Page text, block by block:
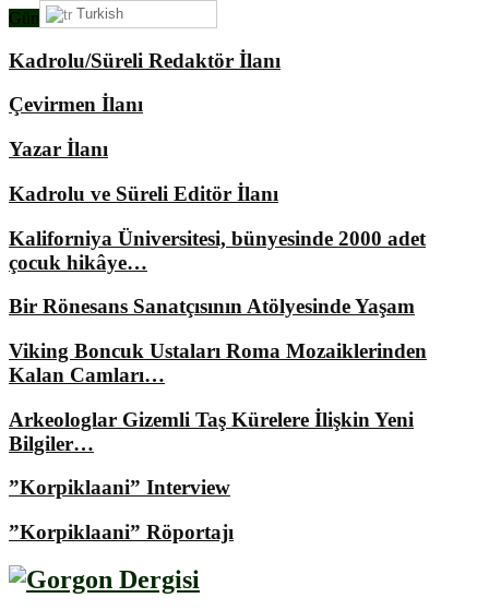
Gündemimizde Ne Var?
Kadrolu/Süreli Redaktör İlanı
Çevirmen İlanı
Yazar İlanı
Kadrolu ve Süreli Editör İlanı
Kaliforniya Üniversitesi, bünyesinde 2000 adet
çocuk hikâye…
Bir Rönesans Sanatçısının Atölyesinde Yaşam
Viking Boncuk Ustaları Roma Mozaiklerinden
Kalan Camları…
Arkeologlar Gizemli Taş Kürelere İlişkin Yeni
Bilgiler…
”Korpiklaani” Interview
”Korpiklaani” Röportajı
Turkish